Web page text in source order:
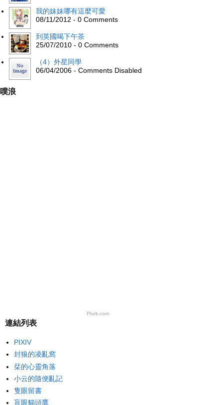
我的妹妹哪有這麼可愛
08/11/2012 - 0 Comments
到英國喝下午茶
25/07/2010 - 0 Comments
（4）外星同學
06/04/2006 - Comments Disabled
噗浪
Plurk.com
連結列表
PIXIV
封狼的凌亂窩
栞的心靈角落
小云的隨便亂記
隻眼留書
盲眼貓頭鷹